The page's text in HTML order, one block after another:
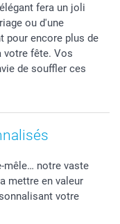
fera un joli
ou d'une
pour encore plus de
votre fête. Vos
de souffler ces
mêle… notre vaste
mettre en valeur
votre